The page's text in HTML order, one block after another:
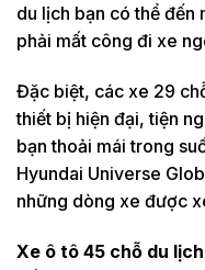
du lịch bạn có thể đến
phải mất công đi xe
Đặc biệt, các xe 29
thiết bị hiện đại, tiện
bạn thoải mái trong
Hyundai Universe
những dòng xe được
Xe ô tô 45 chỗ du